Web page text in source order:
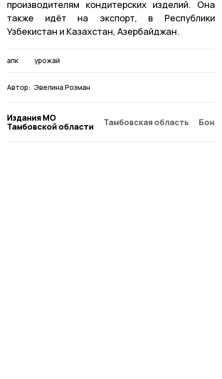
производителям кондитерских изделий. Она
также идёт на экспорт, в Республики
Узбекистан и Казахстан, Азербайджан.
апк урожай
Автор: Эвелина Розман
Издания МО
Тамбовской области
Тамбовская область